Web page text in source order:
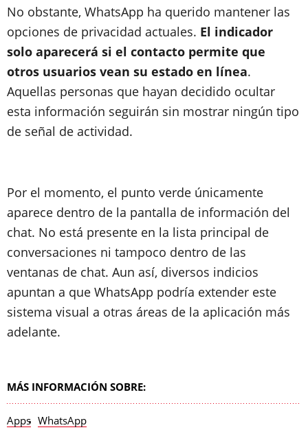
No obstante, WhatsApp ha querido mantener las
opciones de privacidad actuales. El indicador
solo aparecerá si el contacto permite que
otros usuarios vean su estado en línea.
Aquellas personas que hayan decidido ocultar
esta información seguirán sin mostrar ningún tipo
de señal de actividad.
Por el momento, el punto verde únicamente
aparece dentro de la pantalla de información del
chat. No está presente en la lista principal de
conversaciones ni tampoco dentro de las
ventanas de chat. Aun así, diversos indicios
apuntan a que WhatsApp podría extender este
sistema visual a otras áreas de la aplicación más
adelante.
MÁS INFORMACIÓN SOBRE:
Apps WhatsApp